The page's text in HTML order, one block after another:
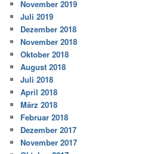
November 2019
Juli 2019
Dezember 2018
November 2018
Oktober 2018
August 2018
Juli 2018
April 2018
März 2018
Februar 2018
Dezember 2017
November 2017